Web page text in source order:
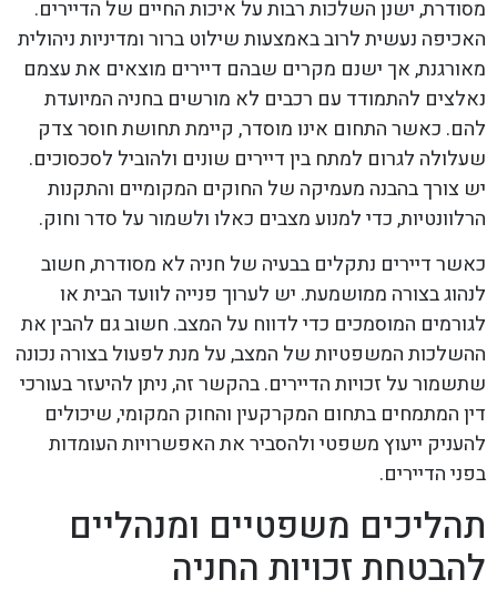
מסודרת, ישנן השלכות רבות על איכות החיים של הדיירים.
האכיפה נעשית לרוב באמצעות שילוט ברור ומדיניות ניהולית
מאורגנת, אך ישנם מקרים שבהם דיירים מוצאים את עצמם
נאלצים להתמודד עם רכבים לא מורשים בחניה המיועדת
להם. כאשר התחום אינו מוסדר, קיימת תחושת חוסר צדק
שעלולה לגרום למתח בין דיירים שונים ולהוביל לסכסוכים.
יש צורך בהבנה מעמיקה של החוקים המקומיים והתקנות
הרלוונטיות, כדי למנוע מצבים כאלו ולשמור על סדר וחוק.
כאשר דיירים נתקלים בבעיה של חניה לא מסודרת, חשוב
לנהוג בצורה ממושמעת. יש לערוך פנייה לוועד הבית או
לגורמים המוסמכים כדי לדווח על המצב. חשוב גם להבין את
ההשלכות המשפטיות של המצב, על מנת לפעול בצורה נכונה
שתשמור על זכויות הדיירים. בהקשר זה, ניתן להיעזר בעורכי
דין המתמחים בתחום המקרקעין והחוק המקומי, שיכולים
להעניק ייעוץ משפטי ולהסביר את האפשרויות העומדות
בפני הדיירים.
תהליכים משפטיים ומנהליים
להבטחת זכויות החניה